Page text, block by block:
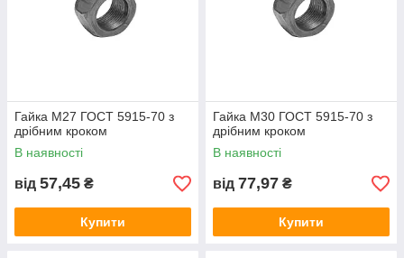
Гайка М27 ГОСТ 5915-70 з
дрібним кроком
В наявності
від 57,45 ₴
Купити
Гайка М30 ГОСТ 5915-70 з
дрібним кроком
В наявності
від 77,97 ₴
Купити